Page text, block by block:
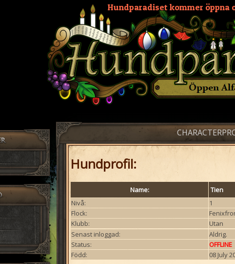
Hundparadiset kommer öppna
Hundprofil:
Name:
Tien
Nivå:
1
Flock:
Klubb:
Utan
Senast inloggad:
Aldrig.
Status:
OFFLINE
Född:
08 July